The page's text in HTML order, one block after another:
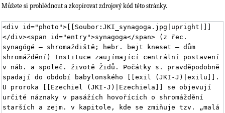
Můžete si prohlédnout a zkopírovat zdrojový kód této stránky.